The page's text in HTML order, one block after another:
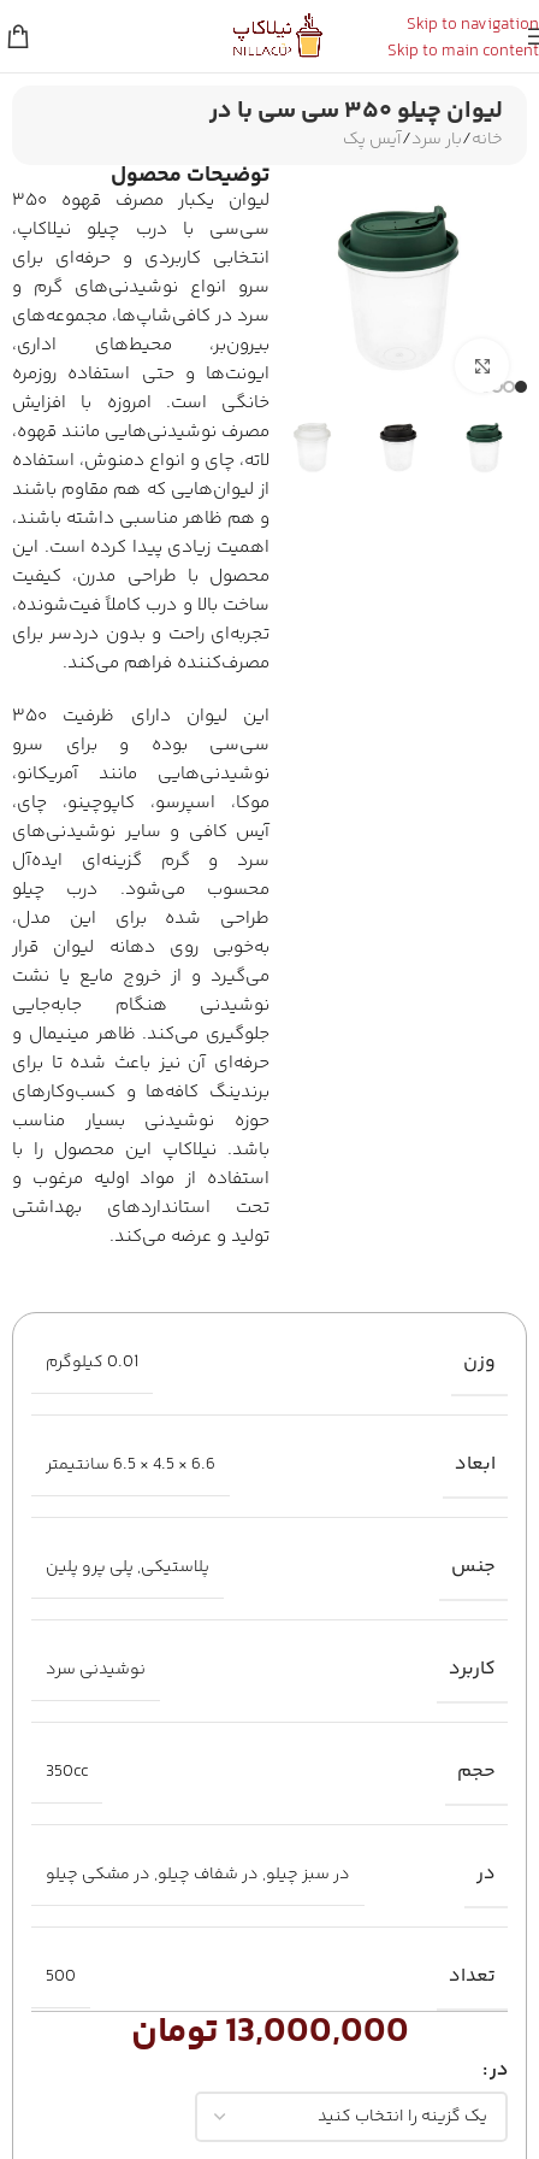
Skip to navigation
Skip to main content
لیوان چیلو ۳۵۰ سی سی با در
خانه/بار سرد/آیس پک
توضیحات محصول
لیوان یکبار مصرف قهوه ۳۵۰
سی‌سی با درب چیلو نیلاکاپ،
انتخابی کاربردی و حرفه‌ای برای
سرو انواع نوشیدنی‌های گرم و
سرد در کافی‌شاپ‌ها، مجموعه‌های
بیرون‌بر، محیط‌های اداری،
ایونت‌ها و حتی استفاده روزمره
خانگی است. امروزه با افزایش
مصرف نوشیدنی‌هایی مانند قهوه،
لاته، چای و انواع دمنوش، استفاده
از لیوان‌هایی که هم مقاوم باشند
و هم ظاهر مناسبی داشته باشند،
اهمیت زیادی پیدا کرده است. این
محصول با طراحی مدرن، کیفیت
ساخت بالا و درب کاملاً فیت‌شونده،
تجربه‌ای راحت و بدون دردسر برای
مصرف‌کننده فراهم می‌کند.
این لیوان دارای ظرفیت ۳۵۰
سی‌سی بوده و برای سرو
نوشیدنی‌هایی مانند آمریکانو،
موکا، اسپرسو، کاپوچینو، چای،
آیس کافی و سایر نوشیدنی‌های
سرد و گرم گزینه‌ای ایده‌آل
محسوب می‌شود. درب چیلو
طراحی شده برای این مدل،
به‌خوبی روی دهانه لیوان قرار
می‌گیرد و از خروج مایع یا نشت
نوشیدنی هنگام جابه‌جایی
جلوگیری می‌کند. ظاهر مینیمال و
حرفه‌ای آن نیز باعث شده تا برای
برندینگ کافه‌ها و کسب‌وکارهای
حوزه نوشیدنی بسیار مناسب
باشد. نیلاکاپ این محصول را با
استفاده از مواد اولیه مرغوب و
تحت استانداردهای بهداشتی
تولید و عرضه می‌کند.
وزن 0.01 کیلوگرم
ابعاد 6.6 × 4.5 × 6.5 سانتیمتر
جنس پلاستیکی, پلی پرو پلین
کاربرد نوشیدنی سرد
حجم 350cc
در در سبز چیلو, در شفاف چیلو, در مشکی چیلو
تعداد 500
13,000,000تومان
در